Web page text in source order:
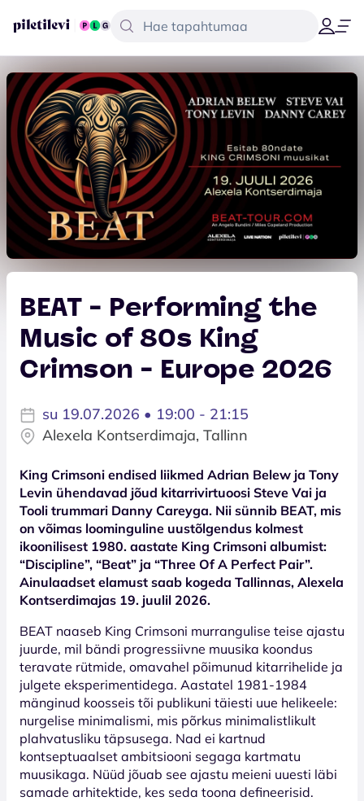
BEAT - Performing the
Music of 80s King
Crimson - Europe 2026
su 19.07.2026 • 19:00 - 21:15
Alexela Kontserdimaja, Tallinn
King Crimsoni endised liikmed Adrian Belew ja Tony
Levin ühendavad jõud kitarrivirtuoosi Steve Vai ja
Tooli trummari Danny Careyga. Nii sünnib BEAT, mis
on võimas loominguline uustõlgendus kolmest
ikoonilisest 1980. aastate King Crimsoni albumist:
“Discipline”, “Beat” ja “Three Of A Perfect Pair”.
Ainulaadset elamust saab kogeda Tallinnas, Alexela
Kontserdimajas 19. juulil 2026.
BEAT naaseb King Crimsoni murrangulise teise ajastu
juurde, mil bändi progressiivne muusika koondus
teravate rütmide, omavahel põimunud kitarrihelide ja
julgete eksperimentidega. Aastatel 1981-1984
mänginud koosseis tõi publikuni täiesti uue helikeele:
nurgelise minimalismi, mis põrkus minimalistlikult
plahvatusliku täpsusega. Nad ei kartnud
kontseptuaalset ambitsiooni segaga kartmatu
muusikaga. Nüüd jõuab see ajastu meieni uuesti läbi
samade arhitektide, kes seda toona defineerisid.